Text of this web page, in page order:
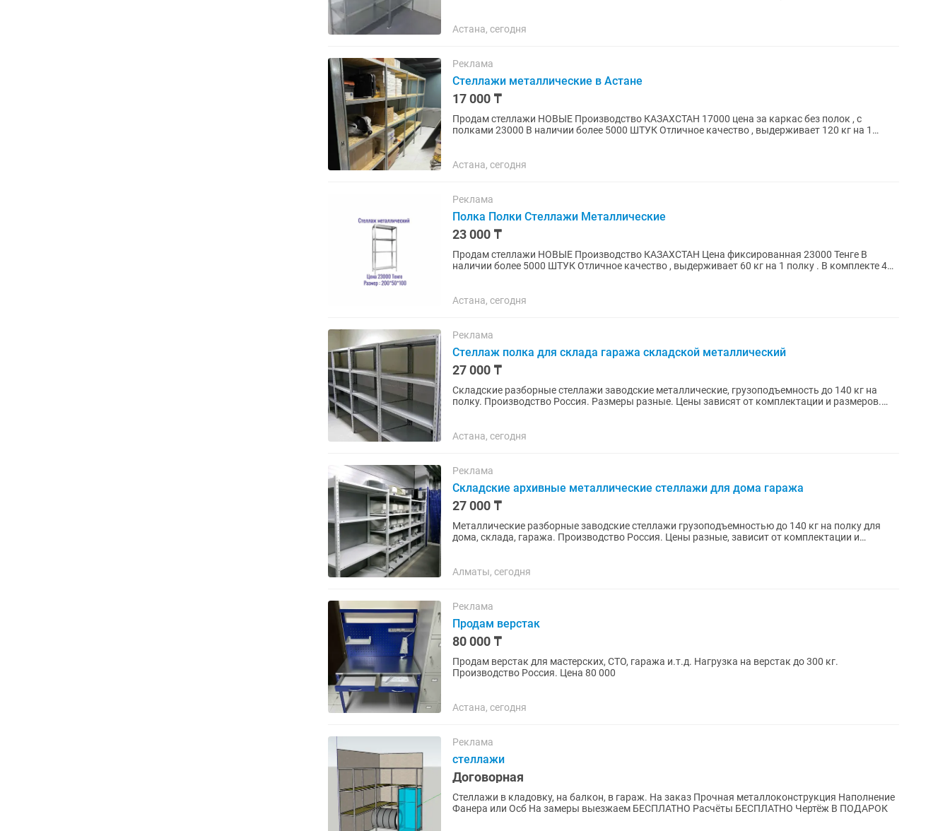
Астана, сегодня
Реклама
Стеллажи металлические в Астане
17 000 ₸
Продам стеллажи НОВЫЕ Производство КАЗАХСТАН 17000 цена за каркас без полок , с
полками 23000 В наличии более 5000 ШТУК Отличное качество , выдерживает 120 кг на 1
Астана, сегодня
Реклама
Полка Полки Стеллажи Металлические
23 000 ₸
Продам стеллажи НОВЫЕ Производство КАЗАХСТАН Цена фиксированная 23000 Тенге В
наличии более 5000 ШТУК Отличное качество , выдерживает 60 кг на 1 полку . В комплекте 4
Астана, сегодня
Реклама
Стеллаж полка для склада гаража складской металлический
27 000 ₸
Складские разборные стеллажи заводские металлические, грузоподъемность до 140 кг на
полку. Производство Россия. Размеры разные. Цены зависят от комплектации и размеров.
Астана, сегодня
Реклама
Складские архивные металлические стеллажи для дома гаража
27 000 ₸
Металлические разборные заводские стеллажи грузоподъемностью до 140 кг на полку для
дома, склада, гаража. Производство Россия. Цены разные, зависит от комплектации и
Алматы, сегодня
Реклама
Продам верстак
80 000 ₸
Продам верстак для мастерских, СТО, гаража и.т.д. Нагрузка на верстак до 300 кг.
Производство Россия. Цена 80 000
Астана, сегодня
Реклама
стеллажи
Договорная
Стеллажи в кладовку, на балкон, в гараж. На заказ Прочная металлоконструкция Наполнение
Фанера или Осб На замеры выезжаем БЕСПЛАТНО Расчёты БЕСПЛАТНО Чертёж В ПОДАРОК